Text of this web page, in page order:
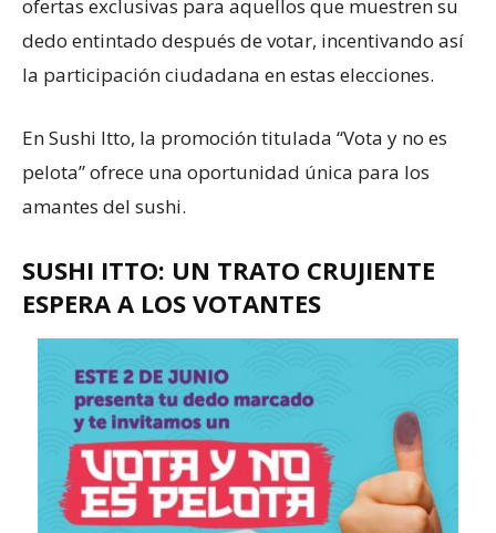
ofertas exclusivas para aquellos que muestren su
dedo entintado después de votar, incentivando así
la participación ciudadana en estas elecciones.
En Sushi Itto, la promoción titulada “Vota y no es
pelota” ofrece una oportunidad única para los
amantes del sushi.
SUSHI ITTO: UN TRATO CRUJIENTE
ESPERA A LOS VOTANTES